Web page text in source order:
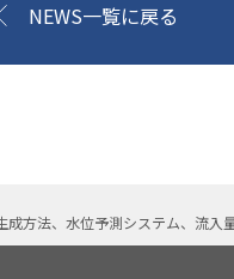
NEWS一覧に戻る
成方法、水位予測システム、流